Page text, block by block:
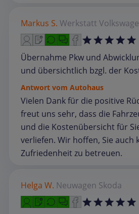
Markus S. Werkstatt
Übernahme Pkw und
und übersichtlich bzgl. der
Antwort vom Autohaus
Vielen Dank für die positive
freut uns sehr, dass die
und die Kostenübersicht für
verliefen. Wir hoffen, Sie auch
Zufriedenheit zu betreuen.
Helga W. Neuwagen Skoda